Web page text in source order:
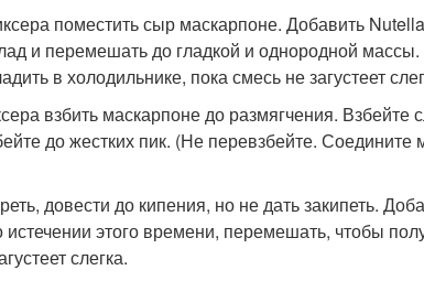
поместить сыр маскарпоне. Добавить
и перемешать до гладкой и однородной
в холодильнике, пока смесь не загустеет
взбить маскарпоне до размягчения. Взбейте
до жестких пик. (Не перевзбейте.
довести до кипения, но не дать закипеть.
этого времени, перемешать, чтобы
слегка.